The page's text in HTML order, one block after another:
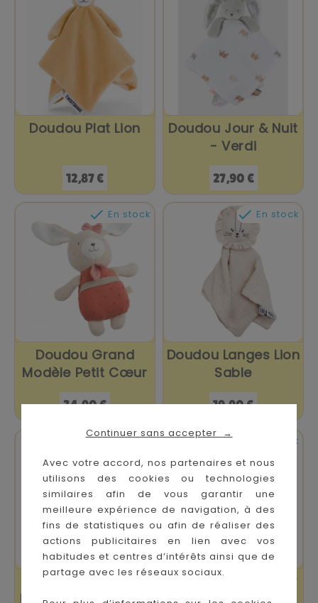
Continuer sans accepter →
Avec votre accord, nos partenaires et nous
utilisons des cookies ou technologies
similaires afin de vous garantir une
meilleure expérience de navigation, à des
fins de statistiques ou afin de réaliser des
actions publicitaires en lien avec vos
habitudes et centres d’intérêts ainsi que de
partage avec les réseaux sociaux.
Doudou Plat Lion
Prix
12,87 €
Doudou Jour & Nuit
- Verdi
Prix
27,90 €
 En stock
Doudou Grand
Modèle Petit Cœur
Prix
34,90 €
 En stock
Doudou Langes Lion
Sable
Prix
19,90 €
En stock
Doudou Grand
Modèle Petit Nuage
En stock
Doudou Plat Teddy
Bear